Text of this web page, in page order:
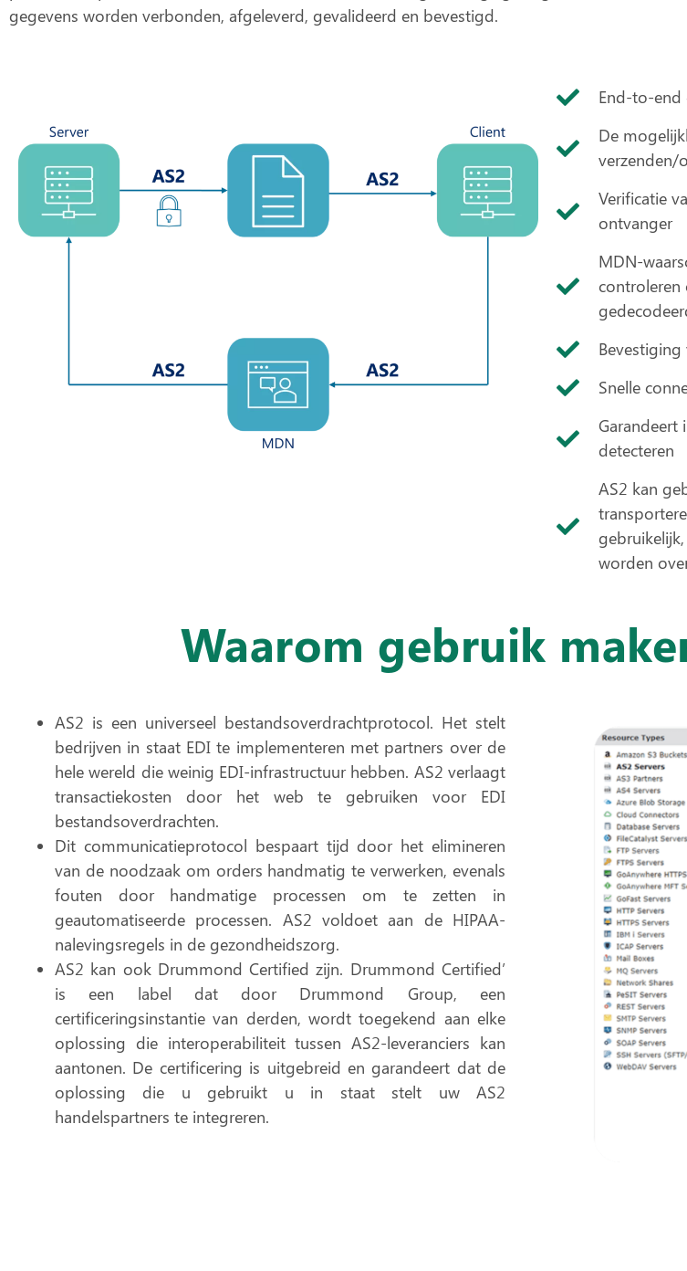
gegevens worden verbonden, afgeleverd, gevalideerd en bevestigd.
End-to-
De
verzenden/
Verificatie
ontvanger
MDN-
controleren
Bevestiging
Snelle
detecteren
AS2 kan
worden
Waarom gebruik
AS2 is een universeel bestandsoverdrachtprotocol. Het stelt
bedrijven in staat EDI te implementeren met partners over de
hele wereld die weinig EDI-infrastructuur hebben. AS2 verlaagt
transactiekosten door het web te gebruiken voor EDI
bestandsoverdrachten.
Dit communicatieprotocol bespaart tijd door het elimineren
van de noodzaak om orders handmatig te verwerken, evenals
fouten door handmatige processen om te zetten in
geautomatiseerde processen. AS2 voldoet aan de HIPAA-
nalevingsregels in de gezondheidszorg.
AS2 kan ook Drummond Certified zijn. Drummond Certified’
is een label dat door Drummond Group, een
certificeringsinstantie van derden, wordt toegekend aan elke
oplossing die interoperabiliteit tussen AS2-leveranciers kan
aantonen. De certificering is uitgebreid en garandeert dat de
oplossing die u gebruikt u in staat stelt uw AS2
handelspartners te integreren.